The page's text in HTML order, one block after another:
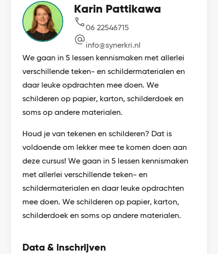
Karin Pattikawa
06 22546715
info@synerkri.nl
We gaan in 5 lessen kennismaken met allerlei
verschillende teken- en schildermaterialen en
daar leuke opdrachten mee doen. We
schilderen op papier, karton, schilderdoek en
soms op andere materialen.
Houd je van tekenen en schilderen? Dat is
voldoende om lekker mee te komen doen aan
deze cursus! We gaan in 5 lessen kennismaken
met allerlei verschillende teken- en
schildermaterialen en daar leuke opdrachten
mee doen. We schilderen op papier, karton,
schilderdoek en soms op andere materialen.
Data & inschrijven